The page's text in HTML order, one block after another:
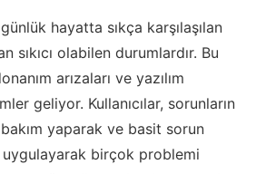
hayatta sıkça karşılaşılan
sıkıcı olabilen durumlardır. Bu
arızaları ve yazılım
geliyor. Kullanıcılar, sorunların
yaparak ve basit sorun
birçok problemi